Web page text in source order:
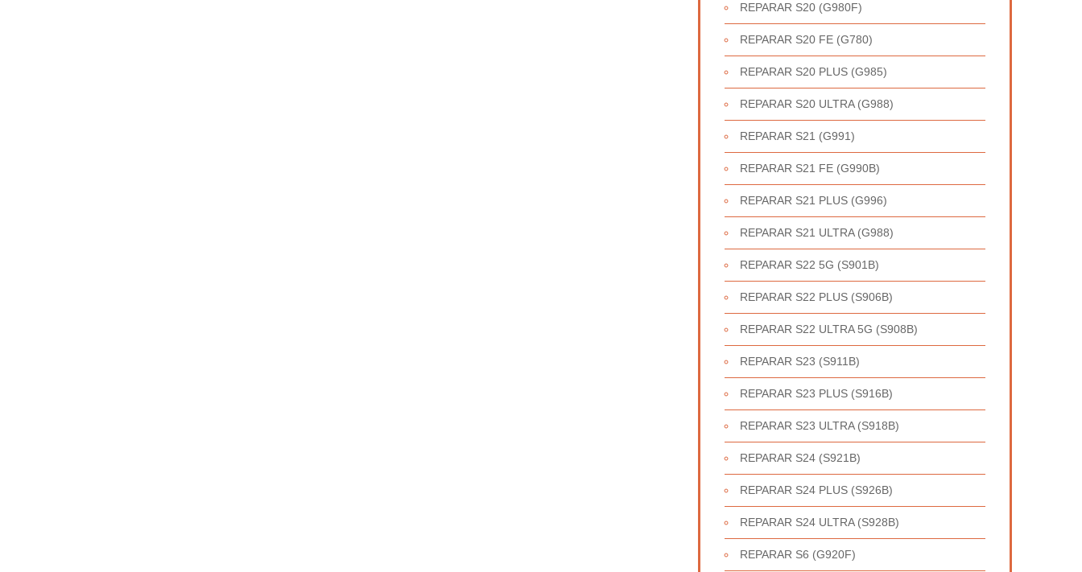
REPARAR S20 (G980F)
REPARAR S20 FE (G780)
REPARAR S20 PLUS (G985)
REPARAR S20 ULTRA (G988)
REPARAR S21 (G991)
REPARAR S21 FE (G990B)
REPARAR S21 PLUS (G996)
REPARAR S21 ULTRA (G988)
REPARAR S22 5G (S901B)
REPARAR S22 PLUS (S906B)
REPARAR S22 ULTRA 5G (S908B)
REPARAR S23 (S911B)
REPARAR S23 PLUS (S916B)
REPARAR S23 ULTRA (S918B)
REPARAR S24 (S921B)
REPARAR S24 PLUS (S926B)
REPARAR S24 ULTRA (S928B)
REPARAR S6 (G920F)